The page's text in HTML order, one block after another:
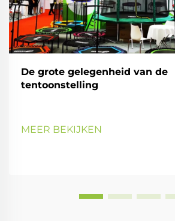
De grote gelegenheid van de
tentoonstelling
MEER BEKIJKEN